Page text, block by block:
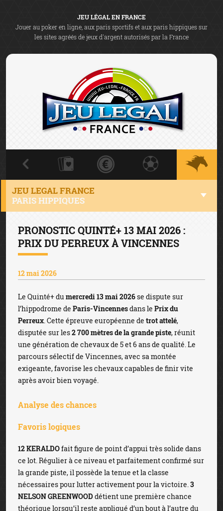
JEU LÉGAL EN FRANCE
Jouer au poker en ligne, aux paris sportifs et aux paris hippiques sur
les sites agréés de jeux d'argent autorisés par la France
JEU LEGAL FRANCE
PARIS HIPPIQUES
PRONOSTIC QUINTÉ+ 13 MAI 2026 :
PRIX DU PERREUX À VINCENNES
12 mai 2026
Le Quinté+ du mercredi 13 mai 2026se dispute sur
l’hippodrome de Paris-Vincennesdans le Prix du
Perreux. Cette épreuve européenne de trot attelé,
disputée sur les2 700 mètres de la grande piste, réunit
une génération de chevaux de 5 et 6 ans de qualité. Le
parcours sélectif de Vincennes, avec sa montée
exigeante, favorise les chevaux capables de finir vite
après avoir bien voyagé.
Analyse des chances
Favoris logiques
12 KERALDOfait figure de point d’appui très solide dans
ce lot. Régulier à ce niveau et parfaitement confirmé sur
la grande piste, il possède la tenue et la classe
nécessaires pour lutter activement pour la victoire.3
NELSON GREENWOOD détient une première chance
théorique lorsqu’il reste appliqué d’un bout à l’autre du